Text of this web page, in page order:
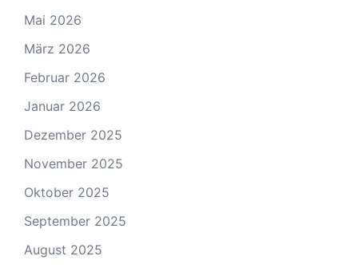
Mai 2026
März 2026
Februar 2026
Januar 2026
Dezember 2025
November 2025
Oktober 2025
September 2025
August 2025